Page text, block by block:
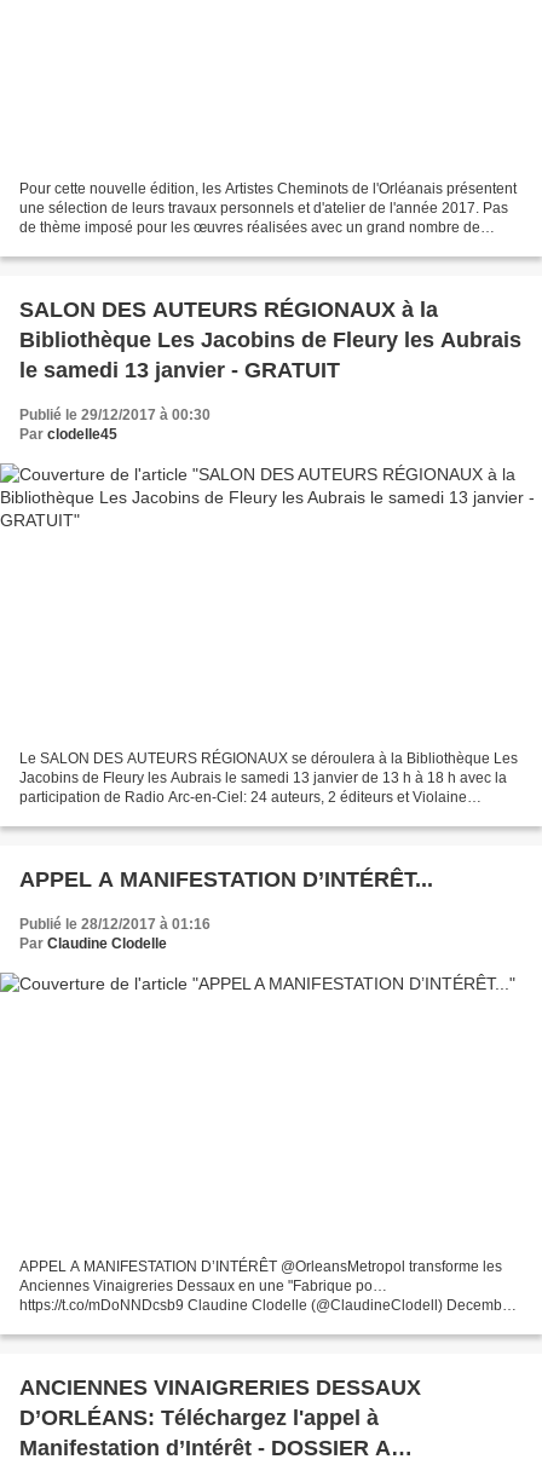
Pour cette nouvelle édition, les Artistes Cheminots de l'Orléanais présentent
une sélection de leurs travaux personnels et d'atelier de l'année 2017. Pas
de thème imposé pour les œuvres réalisées avec un grand nombre de
SALON DES AUTEURS RÉGIONAUX à la
Bibliothèque Les Jacobins de Fleury les Aubrais
le samedi 13 janvier - GRATUIT
Publié le 29/12/2017 à 00:30
Par clodelle45
Le SALON DES AUTEURS RÉGIONAUX se déroulera à la Bibliothèque Les
Jacobins de Fleury les Aubrais le samedi 13 janvier de 13 h à 18 h avec la
participation de Radio Arc-en-Ciel: 24 auteurs, 2 éditeurs et Violaine
APPEL A MANIFESTATION D’INTÉRÊT...
Publié le 28/12/2017 à 01:16
Par Claudine Clodelle
APPEL A MANIFESTATION D’INTÉRÊT @OrleansMetropol transforme les
Anciennes Vinaigreries Dessaux en une "Fabrique po…
https://t.co/mDoNNDcsb9 Claudine Clodelle (@ClaudineClodell) December
transforme...
ANCIENNES VINAIGRERIES DESSAUX
D’ORLÉANS: Téléchargez l'appel à
Manifestation d’Intérêt - DOSSIER A